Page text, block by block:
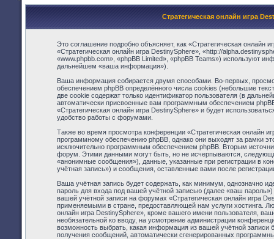
Стратегическая онлайн игра
Это соглашение подробно объясняет, как «Стратегическая
«Стратегическая онлайн игра DestinySphere», «http://
«www.phpbb.com», «phpBB Limited», «phpBB Teams») используют
дальнейшем «ваша информация»).
Ваша информация собирается двумя способами. Во-первых,
обеспечением phpBB определённого числа cookies (небольшие
две cookie содержат только идентификатор пользователя (в
автоматически присвоенные вам программным обеспечением
«Стратегическая онлайн игра DestinySphere» и будет
удобство работы с форумами.
Также во время просмотра конференции «Стратегическая онлайн
программному обеспечению phpBB, однако они выходят за рамки
исключительно программным обеспечением phpBB. Вторым
форум. Этими данными могут быть, но не исчерпываются,
«анонимные сообщения»), данные, указанные при регистрации в
учётная запись») и сообщения, оставленные вами после
Ваша учётная запись будет содержать, как минимум, однозначно
пароль для входа под вашей учётной записью (далее «ваш
вашей учётной записи на форумах «Стратегическая онлайн игра
применяемыми в стране, предоставляющей нам услуги хостинга.
онлайн игра DestinySphere», кроме вашего имени пользователя,
необязательной ко вводу, на усмотрение администрации
возможность выбрать, какая информация из вашей учётной записи
получения сообщений, автоматически сгенерированных